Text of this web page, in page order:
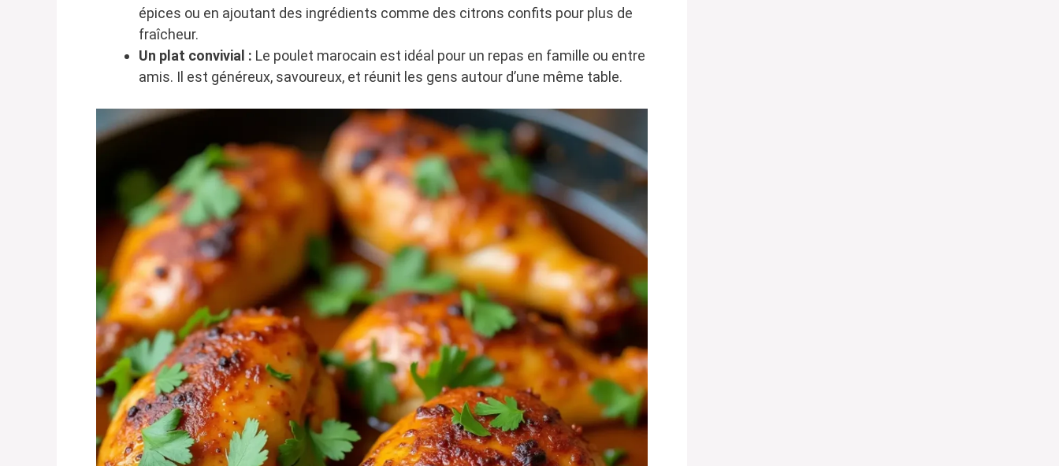
épices ou en ajoutant des ingrédients comme des citrons confits pour plus de
fraîcheur.
Un plat convivial : Le poulet marocain est idéal pour un repas en famille ou entre
amis. Il est généreux, savoureux, et réunit les gens autour d’une même table.